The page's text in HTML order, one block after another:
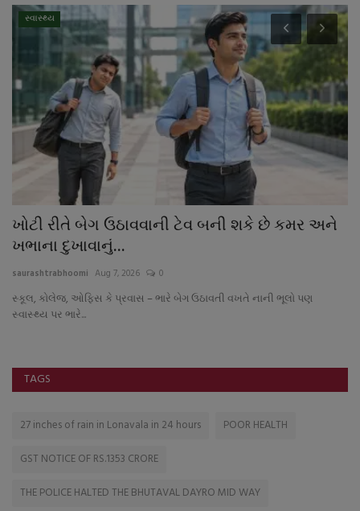
સ્વાસ્થ્ય
ખોટી રીતે બેગ ઉઠાવવાની ટેવ બની શકે છે કમર અને
ખભાના દુખાવાનું...
saurashtrabhoomi Aug 7, 2026 0
સ્કૂલ, કોલેજ, ઓફિસ કે પ્રવાસ – ભારે બેગ ઉઠાવતી વખતે નાની ભૂલો પણ
સ્વાસ્થ્ય પર ભારે...
TAGS
27 inches of rain in Lonavala in 24 hours
POOR HEALTH
GST NOTICE OF RS.1353 CRORE
THE POLICE HALTED THE BHUTAVAL DAYRO MID WAY